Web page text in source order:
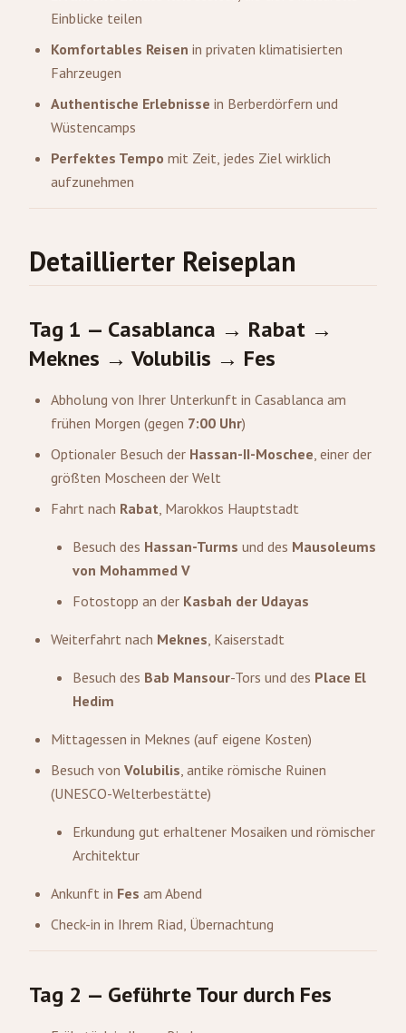
Einblicke teilen
Komfortables Reisen in privaten klimatisierten
Fahrzeugen
Authentische Erlebnisse in Berberdörfern und
Wüstencamps
Perfektes Tempo mit Zeit, jedes Ziel wirklich
aufzunehmen
Detaillierter Reiseplan
Tag 1 — Casablanca → Rabat →
Meknes → Volubilis → Fes
Abholung von Ihrer Unterkunft in Casablanca am
frühen Morgen (gegen 7:00 Uhr)
Optionaler Besuch der Hassan-II-Moschee, einer der
größten Moscheen der Welt
Fahrt nach Rabat, Marokkos Hauptstadt
Besuch des Hassan-Turms und des Mausoleums
von Mohammed V
Fotostopp an der Kasbah der Udayas
Weiterfahrt nach Meknes, Kaiserstadt
Besuch des Bab Mansour-Tors und des Place El
Hedim
Mittagessen in Meknes (auf eigene Kosten)
Besuch von Volubilis, antike römische Ruinen
(UNESCO-Welterbestätte)
Erkundung gut erhaltener Mosaiken und römischer
Architektur
Ankunft in Fes am Abend
Check-in in Ihrem Riad, Übernachtung
Tag 2 — Geführte Tour durch Fes